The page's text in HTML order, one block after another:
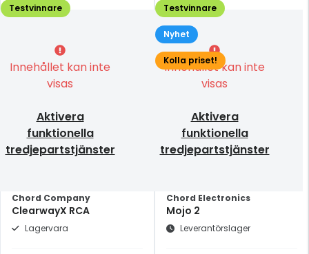
Innehållet kan inte
visas
Aktivera
funktionella
tredjepartstjänster
Chord Company
ClearwayX RCA
Lagervara
Testvinnare
Innehållet kan inte
visas
Aktivera
funktionella
tredjepartstjänster
Chord Electronics
Mojo 2
Leverantörslager
Testvinnare
Nyhet
Kolla priset!